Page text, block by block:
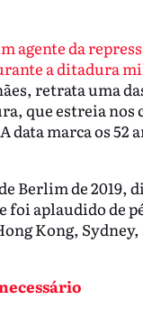
da
a ditadura
retrata uma
que estreia nos
data marca os
Berlim de 2019,
foi aplaudido de
Kong,